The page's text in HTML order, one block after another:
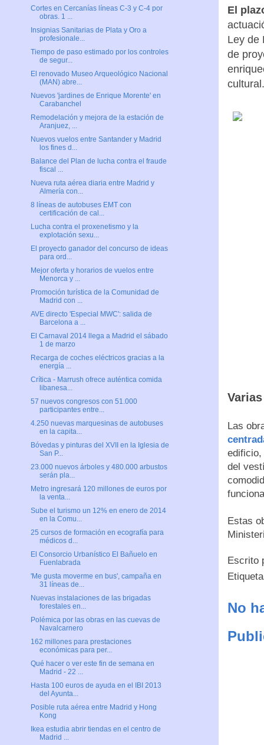
El
Ley de
de
cultural.
Las
edificio,
del
Estas
Escrito
No
Cortes en Cercanías líneas C-3 y C-4 por
obras. 1 ...
Insignias Sanitarias de Plata y Oro a
profesionale...
Tiempo de paso estimado por los controles
de segur...
El renovado Museo Arqueológico Nacional
(MAN) abre...
Nuevos 'jardines de Enrique Morente' en
Carabanchel
Remodelación y mejora de la estación de
Aranjuez, ...
Nuevos vuelos entre Santander y Madrid
los fines d...
Balance del Plan de lucha contra el fraude
fiscal ...
Nueva ruta aérea diaria entre Madrid y
Almería con...
8 líneas de autobuses EMT con
certificación de cal...
Lucha contra el proxenetismo y la
explotación sexu...
El proyecto ganador del concurso de ideas
para ord...
Mejor oferta y horarios de vuelos entre
Menorca y ...
Promoción turística de la Comunidad de
Madrid con ...
AVE directo 'Especial MWC': salida de
Barcelona a ...
El Carnaval 2014 llega a Madrid el sábado
1 de marzo
Recarga de coches eléctricos gracias a la
energía ...
Crítica - Marrush ofrece auténtica comida
libanesa...
57 nuevos congresos con 51.000
participantes entre...
4.250 nuevas marquesinas de autobuses
en la capita...
Bóvedas y pinturas del XVII en la Iglesia de
San P...
23.000 nuevos árboles y 480.000 arbustos
serán pla...
Metro ingresará 120 millones de euros por
la venta...
Sube el turismo un 12% en enero de 2014
en la Comu...
25 cursos de formación en ecografía para
médicos d...
El Consorcio Urbanístico El Bañuelo en
Fuenlabrada
'Me gusta moverme en bus', campaña en
31 líneas de...
Nuevas instalaciones de las brigadas
forestales en...
Polémica por las obras en las cuevas de
Navalcarnero
162 millones para prestaciones
económicas para per...
Qué hacer o ver este fin de semana en
Madrid - 22 ...
Hasta 100 euros de ayuda en el IBI 2013
del Ayunta...
Posible ruta aérea entre Madrid y Hong
Kong
Ikea estudia abrir tiendas en el centro de
Madrid ...